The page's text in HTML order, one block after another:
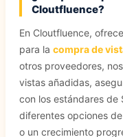
Cloutfluence?
En Cloutfluence,
para la compra de
otros proveedores,
vistas añadidas,
con los estándares de
diferentes opciones
o un crecimiento